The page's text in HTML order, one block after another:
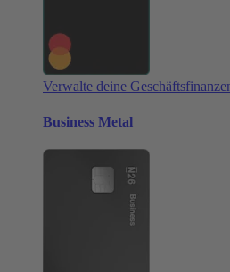
Verwalte deine
Business Metal